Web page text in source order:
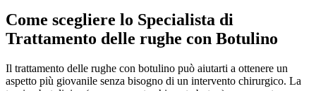
Come scegliere lo Specialista di
Trattamento delle rughe con Botulino
Il trattamento delle rughe con botulino può aiutarti a ottenere un
aspetto più giovanile senza bisogno di un intervento chirurgico. La